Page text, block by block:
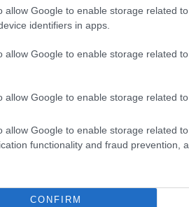
allow Google to enable storage related
identifiers in apps.
allow Google to enable storage related
allow Google to enable storage related
allow Google to enable storage related
functionality and fraud prevention,
CONFIRM